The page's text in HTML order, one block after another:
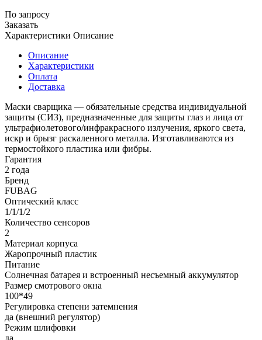
По запросу
Заказать
Характеристики Описание
Описание
Характеристики
Оплата
Доставка
Маски сварщика — обязательные средства индивидуальной
защиты (СИЗ), предназначенные для защиты глаз и лица от
ультрафиолетового/инфракрасного излучения, яркого света,
искр и брызг раскаленного металла. Изготавливаются из
термостойкого пластика или фибры.
Гарантия
2 года
Бренд
FUBAG
Оптический класс
1/1/1/2
Количество сенсоров
2
Материал корпуса
Жаропрочный пластик
Питание
Солнечная батарея и встроенный несъемный аккумулятор
Размер смотрового окна
100*49
Регулировка степени затемнения
да (внешний регулятор)
Режим шлифовки
да